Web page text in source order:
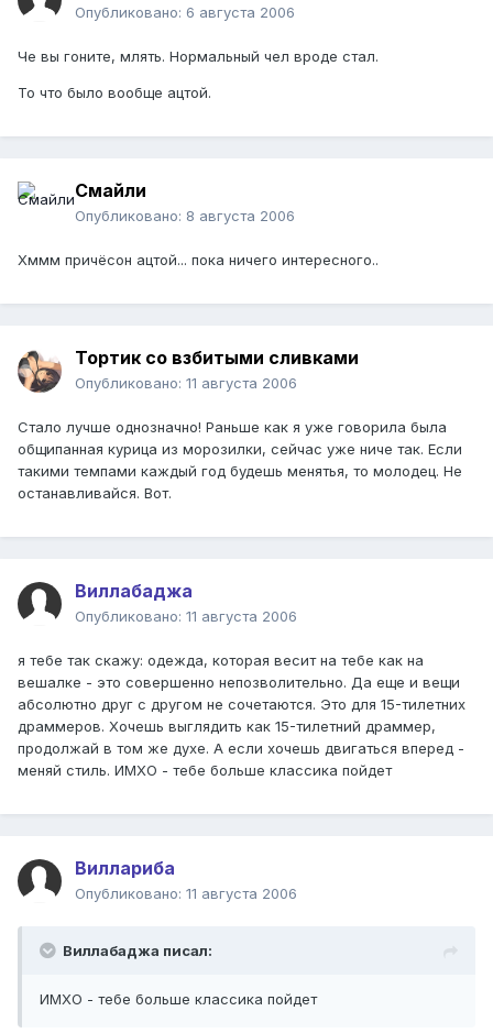
Опубликовано: 6 августа 2006
Че вы гоните, млять. Нормальный чел вроде стал.
То что было вообще ацтой.
Смайли
Опубликовано: 8 августа 2006
Хммм причёсон ацтой... пока ничего интересного..
Тортик со взбитыми сливками
Опубликовано: 11 августа 2006
Стало лучше однозначно! Раньше как я уже говорила была
общипанная курица из морозилки, сейчас уже ниче так. Если
такими темпами каждый год будешь менятья, то молодец. Не
останавливайся. Вот.
Виллабаджа
Опубликовано: 11 августа 2006
я тебе так скажу: одежда, которая весит на тебе как на
вешалке - это совершенно непозволительно. Да еще и вещи
абсолютно друг с другом не сочетаются. Это для 15-тилетних
драммеров. Хочешь выглядить как 15-тилетний драммер,
продолжай в том же духе. А если хочешь двигаться вперед -
меняй стиль. ИМХО - тебе больше классика пойдет
Виллариба
Опубликовано: 11 августа 2006
Виллабаджа писал:
ИМХО - тебе больше классика пойдет